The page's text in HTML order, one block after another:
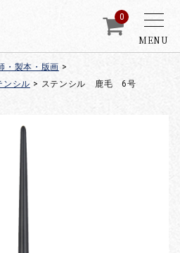
MENU
0
・製本・版画 >
ンシル > ステンシル 鹿毛 6号